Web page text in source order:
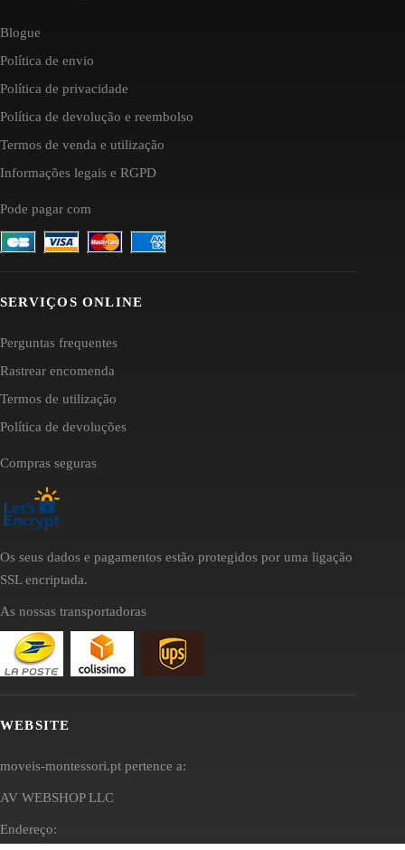
Blogue
Política de envio
Política de privacidade
Política de devolução e reembolso
Termos de venda e utilização
Informações legais e RGPD
Pode pagar com
SERVIÇOS ONLINE
Perguntas frequentes
Rastrear encomenda
Termos de utilização
Política de devoluções
Compras seguras
Os seus dados e pagamentos estão protegidos por uma ligação
SSL encriptada.
As nossas transportadoras
WEBSITE
moveis-montessori.pt pertence a:
AV WEBSHOP LLC
Endereço: